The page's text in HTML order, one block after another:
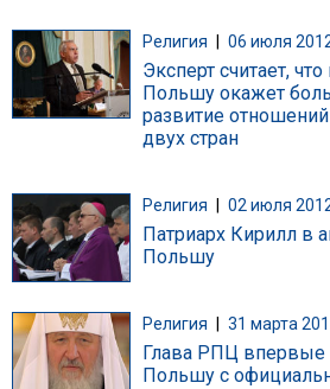
Религия 06 июля
Эксперт считает,
Польшу окажет
развитие
двух стран
Религия 02 июля
Патриарх Кирилл в
Польшу
Религия 31 марта
Глава РПЦ впервые
Польшу с